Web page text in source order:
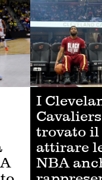
I
trovato il
attirare
NBA